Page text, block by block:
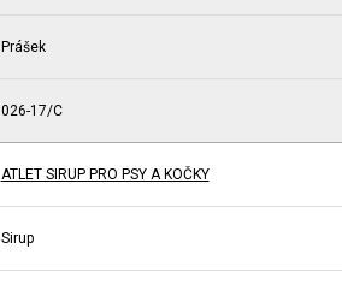
Prášek
026-17/C
ATLET SIRUP PRO PSY A KOČKY
Sirup